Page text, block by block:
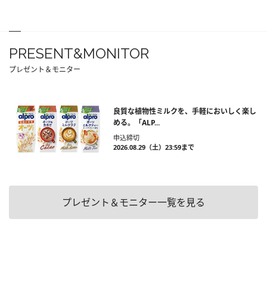
PRESENT&MONITOR
プレゼント＆モニター
良質な植物性ミルクを、手軽においしく楽し
める。「ALP...
申込締切
2026.08.29（土）23:59まで
プレゼント＆モニター一覧を見る